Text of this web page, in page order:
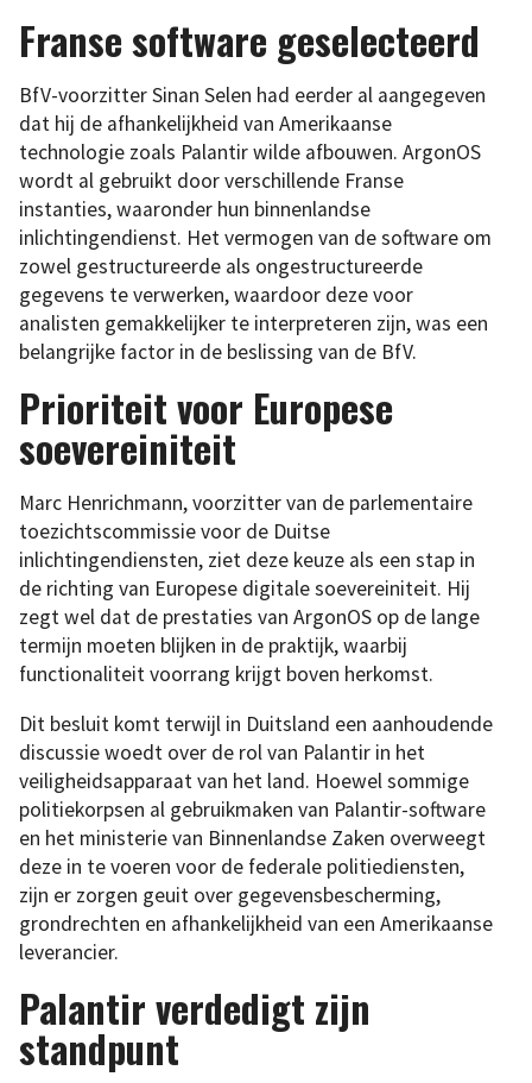
Franse software geselecteerd
BfV-voorzitter Sinan Selen had eerder al aangegeven
dat hij de afhankelijkheid van Amerikaanse
technologie zoals Palantir wilde afbouwen. ArgonOS
wordt al gebruikt door verschillende Franse
instanties, waaronder hun binnenlandse
inlichtingendienst. Het vermogen van de software om
zowel gestructureerde als ongestructureerde
gegevens te verwerken, waardoor deze voor
analisten gemakkelijker te interpreteren zijn, was een
belangrijke factor in de beslissing van de BfV.
Prioriteit voor Europese
soevereiniteit
Marc Henrichmann, voorzitter van de parlementaire
toezichtscommissie voor de Duitse
inlichtingendiensten, ziet deze keuze als een stap in
de richting van Europese digitale soevereiniteit. Hij
zegt wel dat de prestaties van ArgonOS op de lange
termijn moeten blijken in de praktijk, waarbij
functionaliteit voorrang krijgt boven herkomst.
Dit besluit komt terwijl in Duitsland een aanhoudende
discussie woedt over de rol van Palantir in het
veiligheidsapparaat van het land. Hoewel sommige
politiekorpsen al gebruikmaken van Palantir-software
en het ministerie van Binnenlandse Zaken overweegt
deze in te voeren voor de federale politiediensten,
zijn er zorgen geuit over gegevensbescherming,
grondrechten en afhankelijkheid van een Amerikaanse
leverancier.
Palantir verdedigt zijn
standpunt